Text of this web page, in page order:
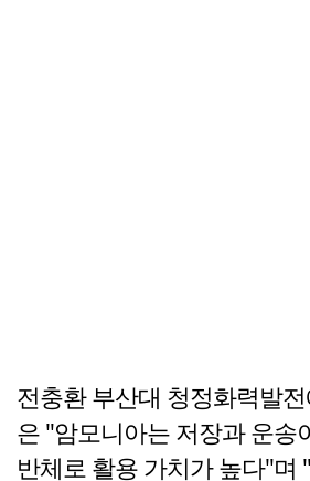
전충환 부산대 청정화력발
은 "암모니아는 저장과 운송
반체로 활용 가치가 높다"며